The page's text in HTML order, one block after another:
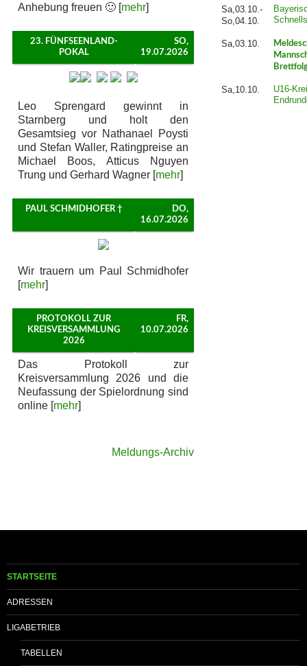
Anhebung freuen 🙂 [mehr]
23. FÜNFSEENLAND-
POKAL
SO,
19.07.2026
Leo Sprengard gewinnt in
Starnberg und holt den
Gesamtsieg vor Nathanael Poysti
und Stefan Waller, Ratingpreise an
Michael Boos, Atticus Nguyen
Trung und Gerhard Wagner [mehr]
PAUL SCHMIDHOFER †
DO,
16.07.2026
Wir trauern um Paul Schmidhofer
[mehr]
PROTOKOLL ZUR
KREISVERSAMMLUNG
2026
FR,
10.07.2026
Das Protokoll zur
Kreisversammlung 2026 und die
Neufassung der Spielordnung sind
online [mehr]
Meldungs-Archiv
Sa,03.10.-
So,04.10.
Sa,03.10.
Sa,10.10.
U16-
STARTSEITE
ADRESSEN
LIGABETRIEB
TABELLEN